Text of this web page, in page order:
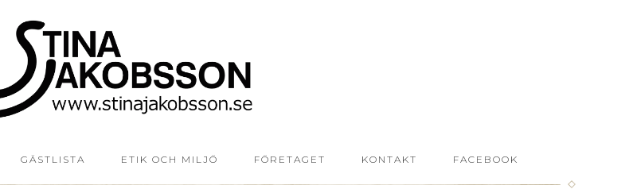
GÄSTLISTA ETIK OCH MILJÖ FÖRETAGET KONTAKT FACEBOOK